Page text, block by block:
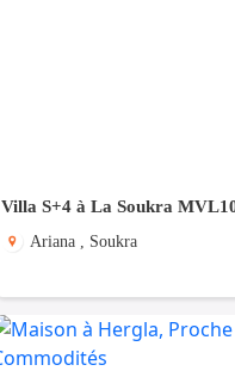
Villa S+4 à La Soukra
Ariana , Soukra